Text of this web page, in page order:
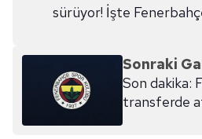
sürüyor! İşte
Sonraki
Son dakika:
transferde